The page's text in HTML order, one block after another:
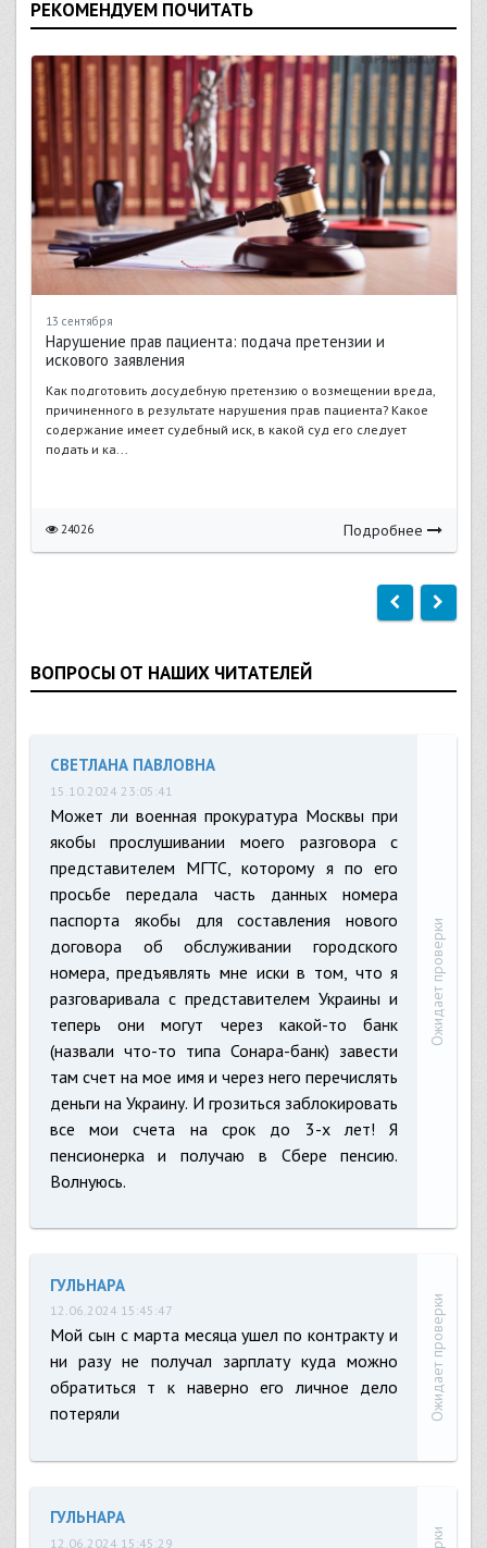
РЕКОМЕНДУЕМ ПОЧИТАТЬ
13 сентября
Нарушение прав пациента: подача претензии и
искового заявления
Как подготовить досудебную претензию о возмещении вреда,
причиненного в результате нарушения прав пациента? Какое
содержание имеет судебный иск, в какой суд его следует
подать и ка...
24026 Подробнее
ВОПРОСЫ ОТ НАШИХ ЧИТАТЕЛЕЙ
СВЕТЛАНА ПАВЛОВНА
15.10.2024 23:05:41
Может ли военная прокуратура Москвы при
якобы прослушивании моего разговора с
представителем МГТС, которому я по его
просьбе передала часть данных номера
паспорта якобы для составления нового
договора об обслуживании городского
номера, предъявлять мне иски в том, что я
разговаривала с представителем Украины и
теперь они могут через какой-то банк
(назвали что-то типа Сонара-банк) завести
там счет на мое имя и через него перечислять
деньги на Украину. И грозиться заблокировать
все мои счета на срок до 3-х лет! Я
пенсионерка и получаю в Сбере пенсию.
Волнуюсь.
Ожидает проверки
ГУЛЬНАРА
12.06.2024 15:45:47
Мой сын с марта месяца ушел по контракту и
ни разу не получал зарплату куда можно
обратиться т к наверно его личное дело
потеряли
Ожидает проверки
ГУЛЬНАРА
12.06.2024 15:45:29